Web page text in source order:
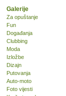
Galerije
Za opuštanje
Fun
Događanja
Clubbing
Moda
Izložbe
Dizajn
Putovanja
Auto-moto
Foto vijesti